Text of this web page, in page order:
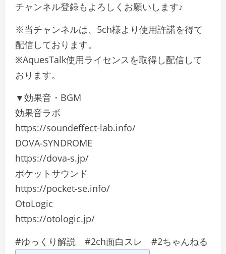
チャンネル登録もよろしくお願いします♪
※当チャンネルは、5ch様より使用許諾を得て
配信しております。
※AquesTalk使用ライセンスを取得し配信して
おります。
▼効果音・BGM
効果音ラボ
https://soundeffect-lab.info/
DOVA-SYNDROME
https://dova-s.jp/
ポケットサウンド
https://pocket-se.info/
OtoLogic
https://otologic.jp/
#ゆっくり解説 #2ch面白スレ #2ちゃんねる